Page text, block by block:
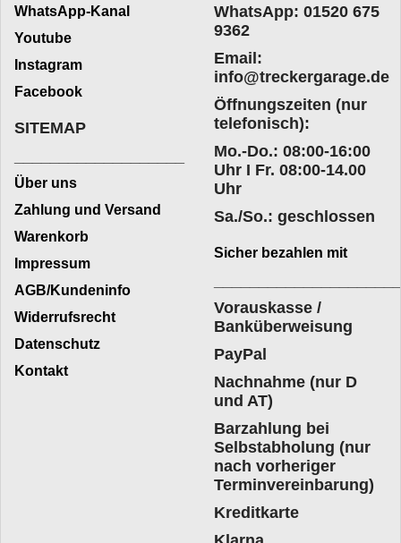
WhatsApp-Kanal
Youtube
Instagram
Facebook
WhatsApp: 01520 675
9362
Email:
info@treckergarage.de
Öffnungszeiten (nur
telefonisch):
Mo.-Do.: 08:00-16:00
Uhr I Fr. 08:00-14.00
Uhr
Sa./So.: geschlossen
SITEMAP
Über uns
Zahlung und Versand
Warenkorb
Impressum
AGB/Kundeninfo
Widerrufsrecht
Datenschutz
Kontakt
Sicher bezahlen mit
Vorauskasse /
Banküberweisung
PayPal
Nachnahme (nur D
und AT)
Barzahlung bei
Selbstabholung (nur
nach vorheriger
Terminvereinbarung)
Kreditkarte